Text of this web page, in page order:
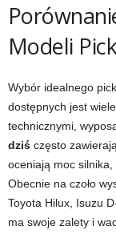
Modeli
Wybór idealnego
dostępnych jest
technicznymi,
dziś często
oceniają moc silnika,
Obecnie na czoło
Toyota Hilux, Isuzu
ma swoje zalety i